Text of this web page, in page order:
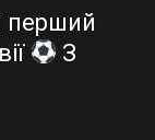
перший
З